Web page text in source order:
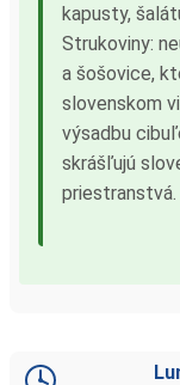
kapusty,
Strukoviny:
a šošovice,
slovenskom
výsadbu
skrášľujú
priestranstvá.